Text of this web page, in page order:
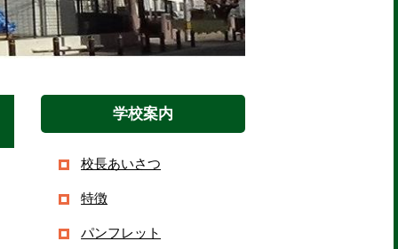
学校案内
校長あいさつ
特徴
パンフレット